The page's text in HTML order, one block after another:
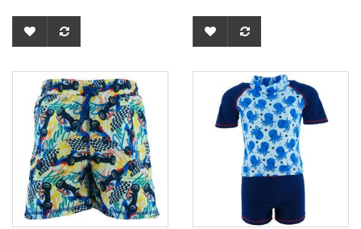
ΟFFER ΟFFER